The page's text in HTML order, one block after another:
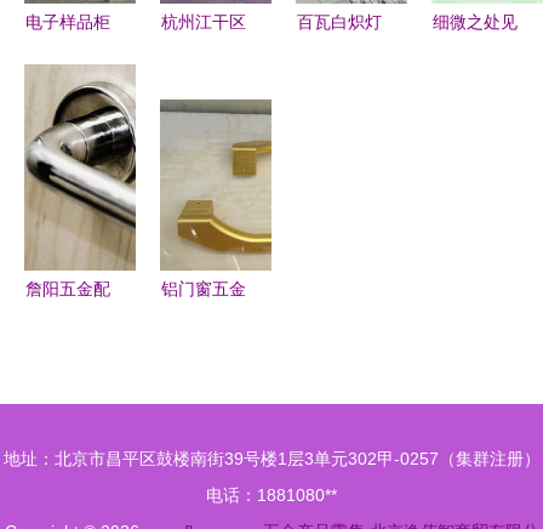
电子样品柜
北75抽屉柜
联动五金零
售，重塑样
本存储量产
体系
杭州江干区
商中，携手
全球加盟网
共赢未来
百瓦白炽灯
细微之处见
詹阳五金配
铝门窗五金
地址：北京市昌平区鼓楼南街39号楼1层3单元302甲-0257（集群注册）
电话：1881080**